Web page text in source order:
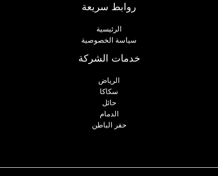
روابط سريعة
الرئيسية
سياسة الخصوصية
خدمات الشركة
الرياض
سكاكا
حائل
الدمام
حفر الباطن